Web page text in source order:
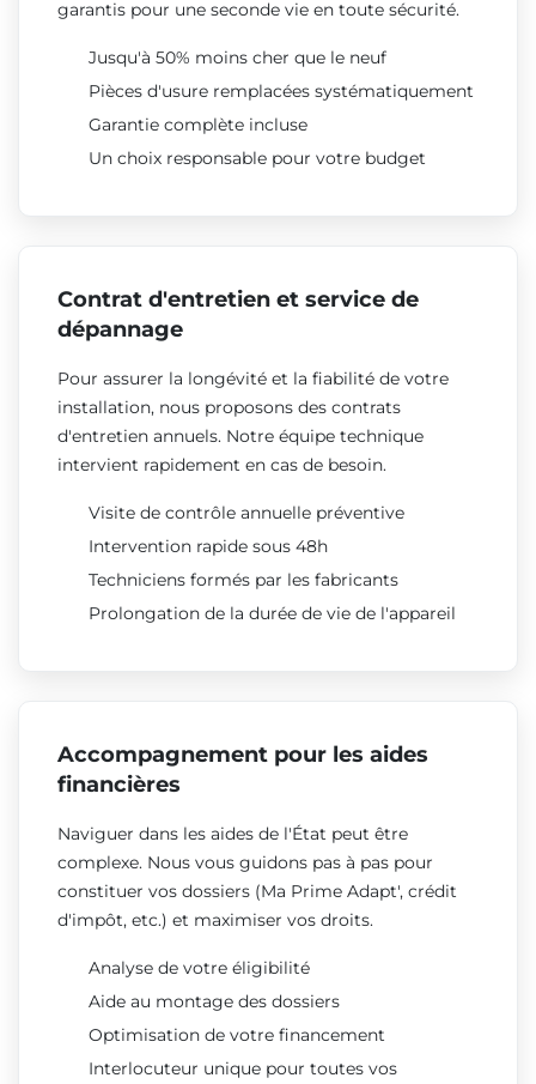
garantis pour une seconde vie en toute sécurité.
Jusqu'à 50% moins cher que le neuf
Pièces d'usure remplacées systématiquement
Garantie complète incluse
Un choix responsable pour votre budget
Contrat d'entretien et service de
dépannage
Pour assurer la longévité et la fiabilité de votre
installation, nous proposons des contrats
d'entretien annuels. Notre équipe technique
intervient rapidement en cas de besoin.
Visite de contrôle annuelle préventive
Intervention rapide sous 48h
Techniciens formés par les fabricants
Prolongation de la durée de vie de l'appareil
Accompagnement pour les aides
financières
Naviguer dans les aides de l'État peut être
complexe. Nous vous guidons pas à pas pour
constituer vos dossiers (Ma Prime Adapt', crédit
d'impôt, etc.) et maximiser vos droits.
Analyse de votre éligibilité
Aide au montage des dossiers
Optimisation de votre financement
Interlocuteur unique pour toutes vos